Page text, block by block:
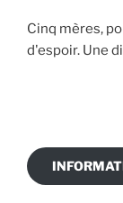
Cinq mères,
d'espoir. Une